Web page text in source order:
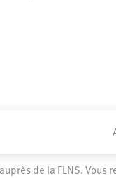
de la FLNS. Vous